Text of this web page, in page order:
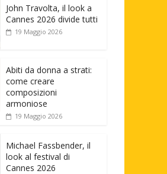
John Travolta, il look a
Cannes 2026 divide tutti
19 Maggio 2026
Abiti da donna a strati:
come creare
composizioni
armoniose
19 Maggio 2026
Michael Fassbender, il
look al festival di
Cannes 2026